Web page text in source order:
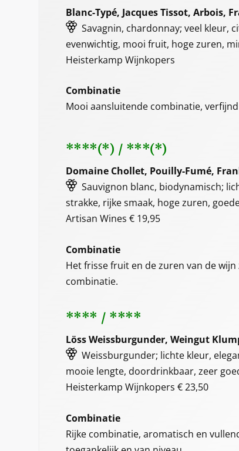
Blanc-Typé, Jacques Tissot, Arbois,
Savagnin, chardonnay; veel kleur,
evenwichtig, mooi fruit, hoge zuren,
Heisterkamp Wijnkopers
Combinatie
Mooi aansluitende combinatie,
****(*) / ***(*)
Domaine Chollet, Pouilly-Fumé,
Sauvignon blanc, biodynamisch;
strakke, rijke smaak, hoge zuren,
Artisan Wines € 19,95
Combinatie
Het frisse fruit en de zuren van de
combinatie.
**** / ****
Löss Weissburgunder, Weingut
Weissburgunder; lichte kleur,
mooie lengte, doordrinkbaar, zeer
Heisterkamp Wijnkopers € 23,50
Combinatie
Rijke combinatie, aromatisch en